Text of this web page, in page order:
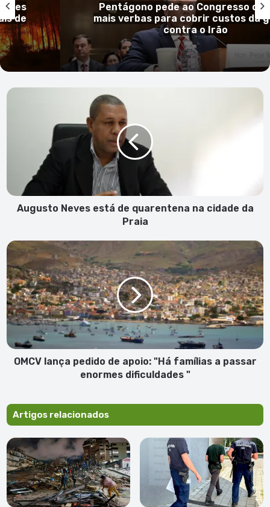
Guiné-Bissau confirma primeiro
mpox e reforça vigilância
Augusto
Praia
Augusto Neves está de quarentena na cidade da
Praia
OMCV
lança
pedido
de
apoio:
"Há
famílias
passar
enormes
OMCV lança pedido de apoio: "Há famílias a passar
enormes dificuldades "
Artigos relacionados